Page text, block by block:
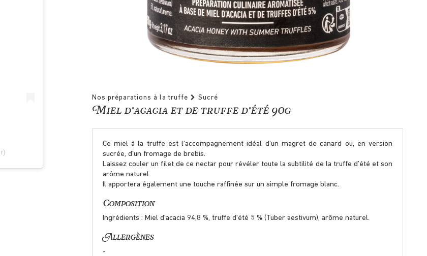
Nos préparations à la truffe Sucré
Miel d’acacia et de truffe d’été 90g
Ce miel à la truffe est l’accompagnement idéal d’un magret de canard ou, en version
sucrée, d’un fromage de brebis.
Laissez couler un filet de ce nectar pour révéler toute la subtilité de la truffe d’été et son
arôme naturel.
Il apportera également une touche raffinée sur un simple fromage blanc.
Composition
Ingrédients : Miel d’acacia 94,8 %, truffe d’été 5 % (Tuber aestivum), arôme naturel.
Allergènes
-